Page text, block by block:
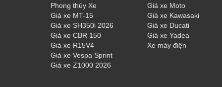
Phong thủy Xe
Giá xe MT-15
Giá xe SH350i 2026
Giá xe CBR 150
Giá xe R15V4
Giá xe Vespa Sprint
Giá xe Z1000 2026
Giá xe Moto
Giá xe Kawasaki
Giá xe Ducati
Giá xe Yadea
Xe máy điện